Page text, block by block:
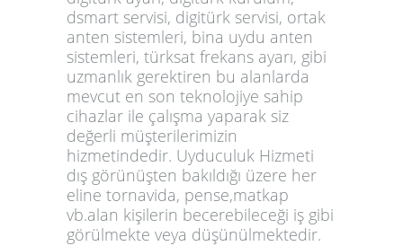
dsmart servisi, digitürk servisi, ortak
anten sistemleri, bina uydu anten
sistemleri, türksat frekans ayarı, gibi
uzmanlık gerektiren bu alanlarda
mevcut en son teknolojiye sahip
cihazlar ile çalışma yaparak siz
değerli müşterilerimizin
hizmetindedir. Uyduculuk Hizmeti
dış görünüşten bakıldığı üzere her
eline tornavida, pense,matkap
vb.alan kişilerin becerebileceği iş gibi
görülmekte veya düşünülmektedir.